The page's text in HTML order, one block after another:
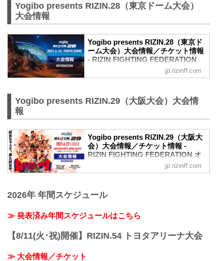
東京ドームで開催されるYogibo presents
阪で開催されるYogibo presents RIZIN.29
に出場する選手たちの公開練習を、
17LIVEで生配信することが決定！
公開練習の様子はRIZIN FF イチナナ公式
アカウントから生配信され、選手への質
疑応答も行われる予定だ！選手への質疑
応答の際には、ライブ配信中に寄せられ
も…！？
大会を間近に控えた選手たちの練習風
Yogibo presents RIZIN.28（東京ドーム大会）
大会情報
Yogibo presents RIZIN.28（東京ド
ーム大会）大会情報／チケット情報
- RIZIN FIGHTING FEDERATION
のお知らせ
席→A席に変更となりました。
客様には当日差額をご返金致します。恐
れ入りますが入場時にお近くの係員にお
申し出下さいますよう、お願い致しま
す。返金受付までご案内致します。返金
手続きに関しましては、当日会場のみで
しくお願い致します。
【4/23更新】開催日延期に関して
しておりました...
jp.rizinff.com
Yogibo presents RIZIN.29（大阪大会）大会情
報
Yogibo presents RIZIN.29（大阪大
会）大会情報／チケット情報 -
RIZIN FIGHTING FEDERATION オ
阪にて開催を予定しておりましたYogibo
（日）へ延期となりました。（ご購入の
チケットは延期日程にそのままご利用に
なれます。）
開催日延期に伴うチケットの払戻しに関
jp.rizinff.com
2026年 年間スケジュール
≫ 発表済み年間スケジュールはこちら
【8/11(火･祝)開催】RIZIN.54 トヨタアリーナ大会
≫ 大会情報／チケット